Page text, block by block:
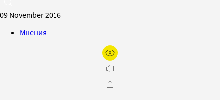
09 November 2016
Мнения